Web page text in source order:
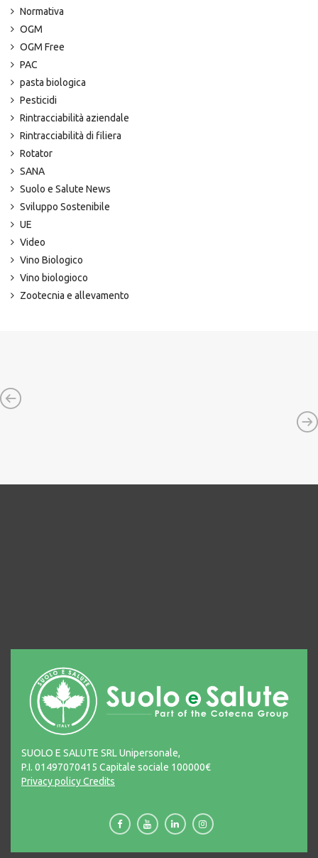
Normativa
OGM
OGM Free
PAC
pasta biologica
Pesticidi
Rintracciabilità aziendale
Rintracciabilità di filiera
Rotator
SANA
Suolo e Salute News
Sviluppo Sostenibile
UE
Video
Vino Biologico
Vino biologioco
Zootecnia e allevamento
SUOLO E SALUTE SRL Unipersonale,
P.I. 01497070415 Capitale sociale 100000€
Privacy policyCredits